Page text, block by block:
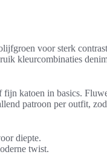
voor sterk
kleurcombinaties
fijn katoen in basics.
patroon per outfit,
diepte.
twist.